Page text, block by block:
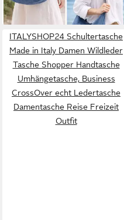
ITALYSHOP24 Schultertasche
Made in Italy Damen Wildleder
Tasche Shopper Handtasche
Umhängetasche, Business
CrossOver echt Ledertasche
Damentasche Reise Freizeit
Outfit